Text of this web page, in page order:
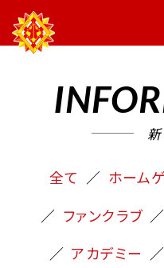
全て ホーム
ファンクラブ
アカデミー